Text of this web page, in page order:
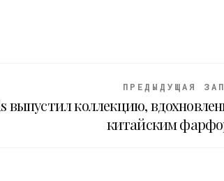
ПРЕДЫДУЩАЯ
выпустил коллекцию,
китайским